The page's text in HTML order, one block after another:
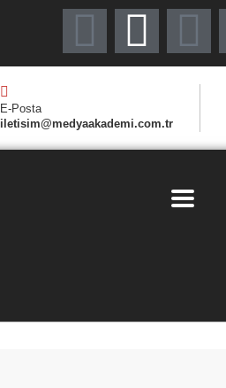
E-Posta
iletisim@medyaakademi.com.tr